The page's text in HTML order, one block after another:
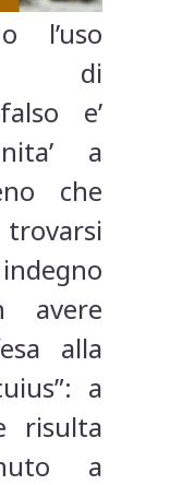
l’uso
di
e’
a
che
avere
alla
a
risulta
a